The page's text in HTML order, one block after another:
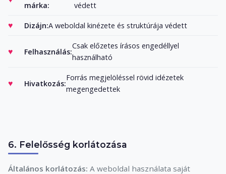
márka:
védett
Dizájn:A weboldal kinézete és struktúrája védett
Felhasználás:
Csak előzetes írásos engedéllyel
használható
Hivatkozás:
Forrás megjelöléssel rövid idézetek
megengedettek
6. Felelősség korlátozása
Általános korlátozás: A weboldal használata saját